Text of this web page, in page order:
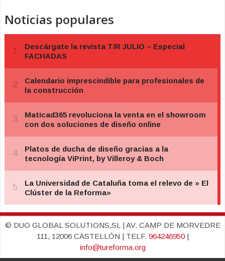
Noticias populares
© DUO GLOBAL SOLUTIONS,SL | AV. CAMP DE MORVEDRE
111, 12006 CASTELLÓN | TELF. 964246950|
info@tureforma.org